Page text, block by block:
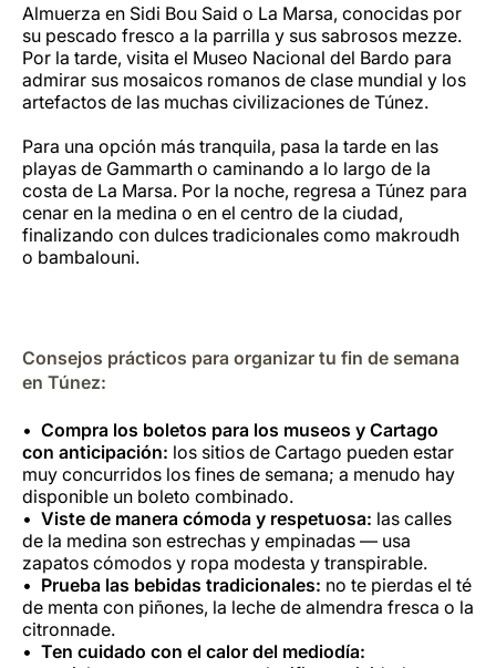
Almuerza en Sidi Bou Said o La Marsa, conocidas por
su pescado fresco a la parrilla y sus sabrosos mezze.
Por la tarde, visita el Museo Nacional del Bardo para
admirar sus mosaicos romanos de clase mundial y los
artefactos de las muchas civilizaciones de Túnez.
Para una opción más tranquila, pasa la tarde en las
playas de Gammarth o caminando a lo largo de la
costa de La Marsa. Por la noche, regresa a Túnez para
cenar en la medina o en el centro de la ciudad,
finalizando con dulces tradicionales como makroudh
o bambalouni.
Consejos prácticos para organizar tu fin de semana
en Túnez:
Compra los boletos para los museos y Cartago
con anticipación: los sitios de Cartago pueden estar
muy concurridos los fines de semana; a menudo hay
disponible un boleto combinado.
Viste de manera cómoda y respetuosa: las calles
de la medina son estrechas y empinadas — usa
zapatos cómodos y ropa modesta y transpirable.
Prueba las bebidas tradicionales: no te pierdas el té
de menta con piñones, la leche de almendra fresca o la
citronnade.
Ten cuidado con el calor del mediodía: